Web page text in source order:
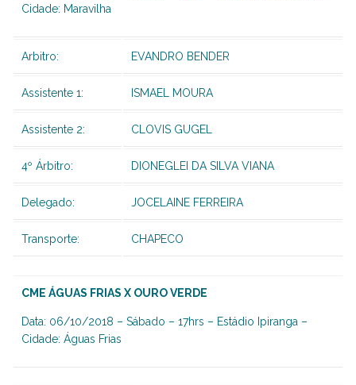
Cidade: Maravilha
Arbitro: EVANDRO BENDER
Assistente 1: ISMAEL MOURA
Assistente 2: CLOVIS GUGEL
4º Árbitro: DIONEGLEI DA SILVA VIANA
Delegado: JOCELAINE FERREIRA
Transporte: CHAPECO
CME ÁGUAS FRIAS X OURO VERDE
Data: 06/10/2018 – Sábado – 17hrs – Estádio Ipiranga –
Cidade: Águas Frias